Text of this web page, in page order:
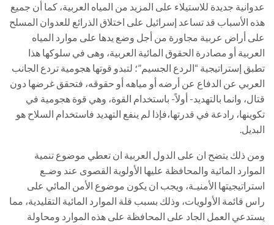
عدوانية جديدة للاستيلاء على المزيد من المياه العربية، كما أن جميع
هذه الأسباب قد تساعد إسرائيل على اختلاق الذرائع للعدوان المسلح
على أراض عربية مجاورة من أجل وضع يدها على موارد المياه
العربية أو مصادرة الحقوق المائية العربية، وهى في سلوكها هذا
تطبق إستراتيجية “الردع الجسيم”؛ لتبدو قوتها هجومية تردع الجانب
العربي عن الدفاع عن أرضه أو مياهه أو حقوقه، فتحقق غرضها دون
قتال، وانما بالتهديد- أولاً- باستخدام القوة، وهي قوة هجومية في
تكوينها، رادعة في قدرتها،فإذا لم ينفع التهديد فاستخدام السلاح هو
البديل.
ومن ذلك يتضح ان على الدول العربية ان تعطي موضوع تنمية
الموارد المائية والمحافظة عليها الأولوية القصوى عند وضـع
استراتيجيتها الأمنيـة، ويجب ان يكون موضوع الأمن المائي على
راس قائمة الأولويات، وذلك بسبب قلة الموارد المائية التقليدية، مما
يستدعي العمل الجاد على المحافظة على هذه الموارد ومحاولة